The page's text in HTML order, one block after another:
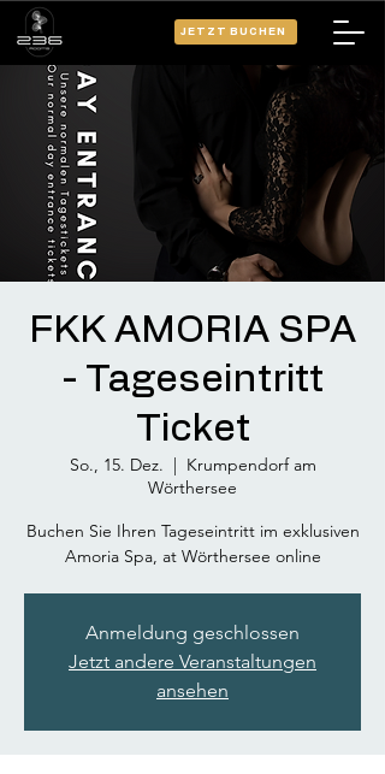
JETZT BUCHEN
FKK AMORIA SPA
- Tageseintritt
Ticket
So., 15. Dez.
  |
Krumpendorf am
Wörthersee
Buchen Sie Ihren Tageseintritt im exklusiven
Amoria Spa, at Wörthersee online
Anmeldung geschlossen
Jetzt andere Veranstaltungen
ansehen